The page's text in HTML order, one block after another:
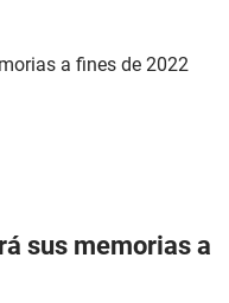
sus memorias a